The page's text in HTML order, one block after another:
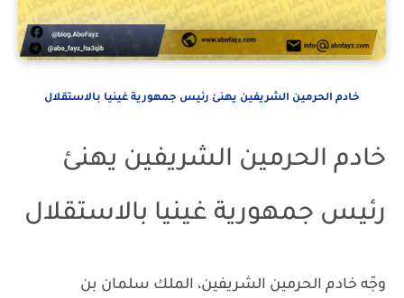
خادم الحرمين الشريفين يهنئ رئيس جمهورية غينيا بالاستقلال
خادم الحرمين الشريفين يهنئ
رئيس جمهورية غينيا بالاستقلال
وجّه خادم الحرمين الشريفين، الملك سلمان بن